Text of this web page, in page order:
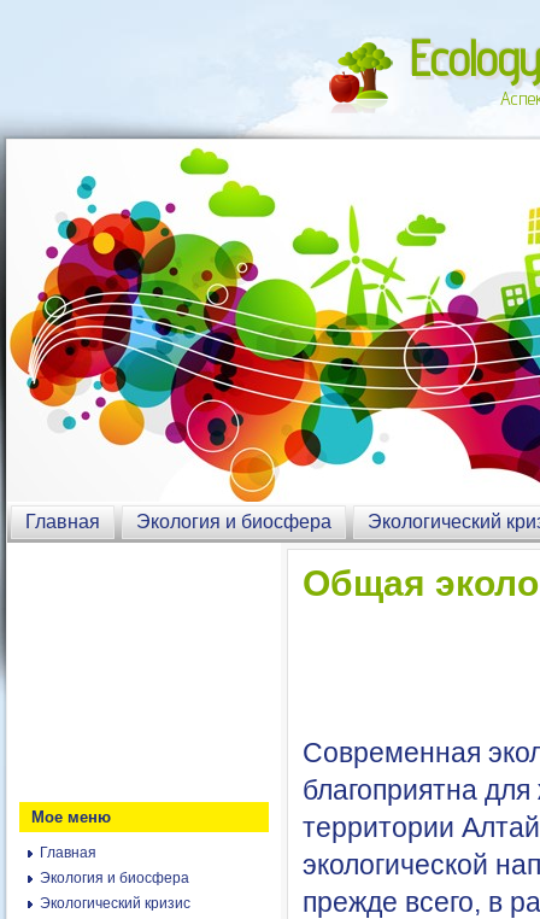
Главная Экология и биосфера Экологический
Мое меню
Главная
Экология и биосфера
Экологический кризис
Общая
Современная
благоприятна
территории
экологической
прежде всего, в